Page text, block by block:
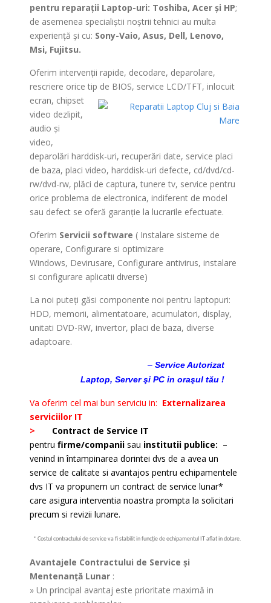
pentru reparaţii Laptop-uri: Toshiba, Acer şi HP;
de asemenea specialiştii noştrii tehnici au multa
experienţă şi cu: Sony-Vaio, Asus, Dell, Lenovo,
Msi, Fujitsu.
Oferim intervenţii rapide, decodare, deparolare,
rescriere orice tip de BIOS, service LCD/TFT, inlocuit
ecran, chipset
video dezlipit,
audio şi
video,
deparolări harddisk-uri, recuperări date, service placi
de baza, placi video, harddisk-uri defecte, cd/dvd/cd-
rw/dvd-rw, plăci de captura, tunere tv, service pentru
orice problema de electronica, indiferent de model
sau defect se oferă garanţie la lucrarile efectuate.
Oferim Servicii software ( Instalare sisteme de
operare, Configurare si optimizare
Windows, Devirusare, Configurare antivirus, instalare
si configurare aplicatii diverse)
La noi puteţi găsi componente noi pentru laptopuri:
HDD, memorii, alimentatoare, acumulatori, display,
unitati DVD-RW, invertor, placi de baza, diverse
adaptoare.
– Service Autorizat
Laptop, Server şi PC in oraşul tău !
Va oferim cel mai bun serviciu in: Externalizarea
serviciilor IT
>
Contract de Service IT
pentru firme/companii sau institutii publice: –
venind in întampinarea dorintei dvs de a avea un
service de calitate si avantajos pentru echipamentele
dvs IT va propunem un contract de service lunar*
care asigura interventia noastra prompta la solicitari
precum si revizii lunare.
* Costul contractului de service va fi stabilit in funcţie de echipamentul IT aflat in dotare.
Avantajele Contractului de Service şi
Mentenanţă Lunar :
» Un principal avantaj este prioritate maximă in